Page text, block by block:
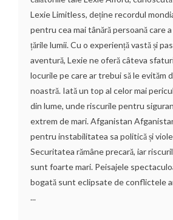
Lexie Limitless, deține recordul
pentru cea mai tânără persoană care
țările lumii. Cu o experiență vastă și
aventură, Lexie ne oferă câteva
locurile pe care ar trebui să le evităm
noastră. Iată un top al celor mai
din lume, unde riscurile pentru
extrem de mari. Afganistan
pentru instabilitatea sa politică și
Securitatea rămâne precară, iar
sunt foarte mari. Peisajele
bogată sunt eclipsate de conflictele
...